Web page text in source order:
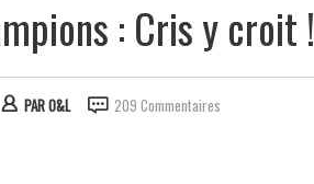
: Cris y croit !
PARO&L 209 Commentaires